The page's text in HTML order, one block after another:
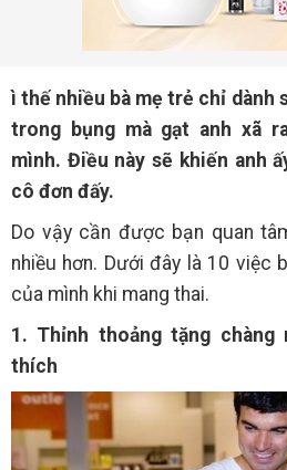
ì thế nhiều bà mẹ trẻ chỉ dành
trong bụng mà gạt anh xã
mình. Điều này sẽ khiến anh
cô đơn đấy.
Do vậy cần được bạn quan
nhiều hơn. Dưới đây là 10 việc
của mình khi mang thai.
1. Thỉnh thoảng tặng chàng
thích